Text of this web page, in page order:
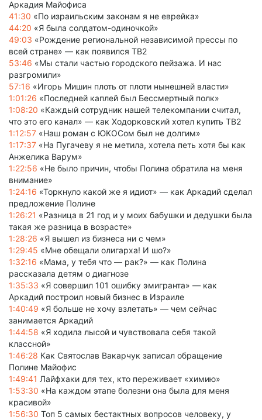
Аркадия Майофиса
41:30 «По израильским законам я не еврейка»
44:20 «Я была солдатом-одиночкой»
49:03 «Рождение региональной независимой прессы по
всей стране» — как появился ТВ2
53:46 «Мы стали частью городского пейзажа. И нас
разгромили»
57:16 «Игорь Мишин плоть от плоти нынешней власти»
1:01:26 «Последней каплей был Бессмертный полк»
1:08:20 «Каждый сотрудник нашей телекомпании считал,
что это его канал» — как Ходорковский хотел купить ТВ2
1:12:57 «Наш роман с ЮКОСом был не долгим»
1:17:37 «На Пугачеву я не метила, хотела петь хотя бы как
Анжелика Варум»
1:22:56 «Не было причин, чтобы Полина обратила на меня
внимание»
1:24:16 «Торкнуло какой же я идиот» — как Аркадий сделал
предложение Полине
1:26:21 «Разница в 21 год и у моих бабушки и дедушки была
такая же разница в возрасте»
1:28:26 «Я вышел из бизнеса ни с чем»
1:29:45 «Мне обещали олигарха! И шо?»
1:32:16 «Мама, у тебя что — рак?» — как Полина
рассказала детям о диагнозе
1:35:33 «Я совершил 101 ошибку эмигранта» — как
Аркадий построил новый бизнес в Израиле
1:40:49 «Я больше не хочу взлетать» — чем сейчас
занимается Аркадий
1:44:58 «Я ходила лысой и чувствовала себя такой
классной»
1:46:28 Как Святослав Вакарчук записал обращение
Полине Майофис
1:49:41 Лайфхаки для тех, кто переживает «химию»
1:53:30 «На каждом этапе болезни она была для меня
красивой»
1:56:30 Топ 5 самых бестактных вопросов человеку, у